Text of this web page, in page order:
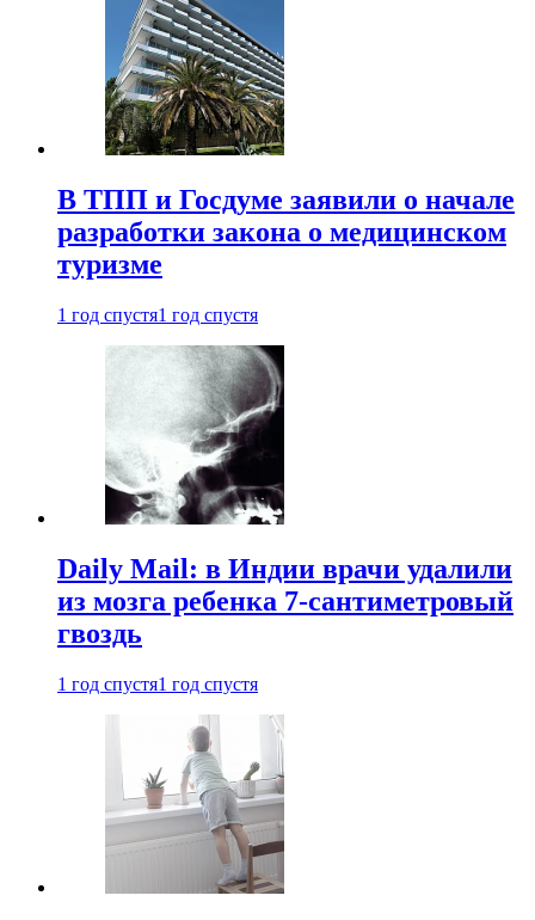
В ТПП и Госдуме заявили о начале
разработки закона о медицинском
туризме
1 год спустя1 год спустя
Daily Mail: в Индии врачи удалили
из мозга ребенка 7-сантиметровый
гвоздь
1 год спустя1 год спустя